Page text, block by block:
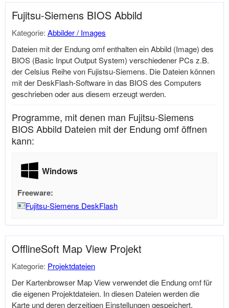
Fujitsu-Siemens BIOS Abbild
Kategorie: Abbilder / Images
Dateien mit der Endung omf enthalten ein Abbild (Image) des
BIOS (Basic Input Output System) verschiedener PCs z.B.
der Celsius Reihe von Fujistsu-Siemens. Die Dateien können
mit der DeskFlash-Software in das BIOS des Computers
geschrieben oder aus diesem erzeugt werden.
Programme, mit denen man Fujitsu-Siemens
BIOS Abbild Dateien mit der Endung omf öffnen
kann:
Windows
Freeware:
Fujitsu-Siemens DeskFlash
OfflineSoft Map View Projekt
Kategorie: Projektdateien
Der Kartenbrowser Map View verwendet die Endung omf für
die eigenen Projektdateien. In diesen Dateien werden die
Karte und deren derzeitigen Einstellungen gespeichert.